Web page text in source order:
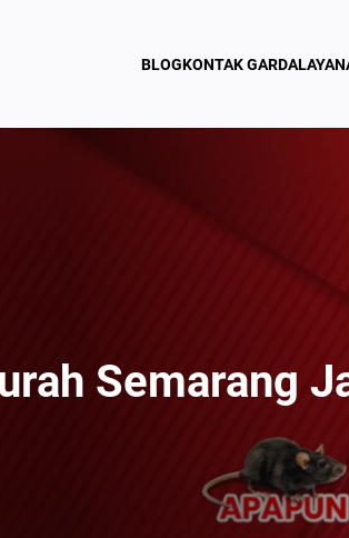
BLOGKONTAK GARDA
Semarang